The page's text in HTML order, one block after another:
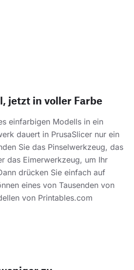
jetzt in voller Farbe
einfarbigen Modells in ein
dauert in PrusaSlicer nur ein
Sie das Pinselwerkzeug, das
das Eimerwerkzeug, um Ihr
drücken Sie einfach auf
eines von Tausenden von
von Printables.com